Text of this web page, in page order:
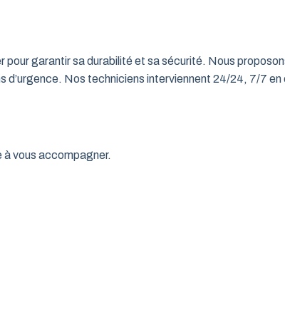
pour garantir sa durabilité et sa sécurité. Nous
d’urgence. Nos techniciens interviennent 24/24, 7/7
vous accompagner.